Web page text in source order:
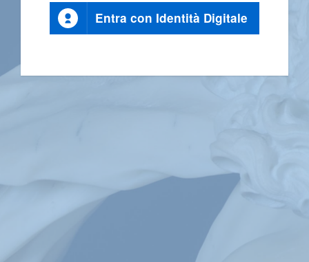
Entra con Identità Digitale